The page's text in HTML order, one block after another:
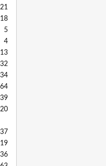
21
18
5
4
13
32
34
64
39
20
37
19
36